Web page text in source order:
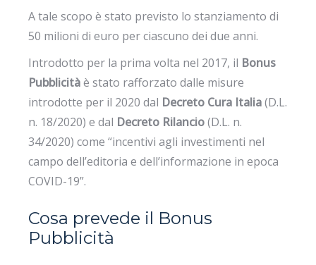
A tale scopo è stato previsto lo stanziamento di
50 milioni di euro per ciascuno dei due anni.
Introdotto per la prima volta nel 2017, il Bonus
Pubblicitàè stato rafforzato dalle misure
introdotte per il 2020 dal Decreto Cura Italia(D.L.
n. 18/2020) e dal Decreto Rilancio(D.L. n.
34/2020) come “incentivi agli investimenti nel
campo dell’editoria e dell’informazione in epoca
COVID-19”.
Cosa prevede il Bonus
Pubblicità